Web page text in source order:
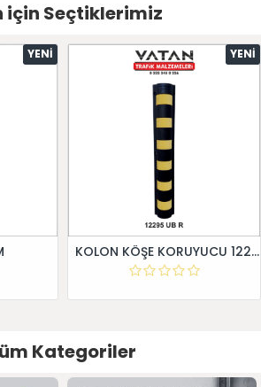
için Seçtiklerimiz
YENI YENI
KOLON KÖŞE KORUYUCU 12295 UB R
Kategoriler